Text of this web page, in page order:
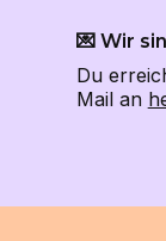
💌 Wir
Du
Mail an